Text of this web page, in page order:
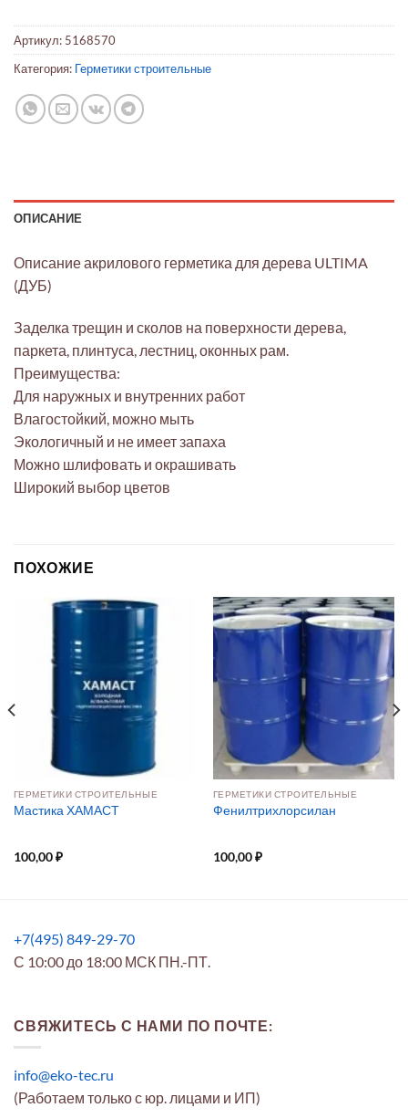
Артикул: 5168570
Категория: Герметики строительные
ОПИСАНИЕ
Описание акрилового герметика для дерева ULTIMA
(ДУБ)
Заделка трещин и сколов на поверхности дерева,
паркета, плинтуса, лестниц, оконных рам.
Преимущества:
Для наружных и внутренних работ
Влагостойкий, можно мыть
Экологичный и не имеет запаха
Можно шлифовать и окрашивать
Широкий выбор цветов
ПОХОЖИЕ
ГЕРМЕТИКИ СТРОИТЕЛЬНЫЕ
Мастика ХАМАСТ
100,00₽
ГЕРМЕТИКИ СТРОИТЕЛЬНЫЕ
Фенилтрихлорсилан
100,00₽
+7(495) 849-29-70
С 10:00 до 18:00 МСК ПН.-ПТ.
СВЯЖИТЕСЬ С НАМИ ПО ПОЧТЕ:
info@eko-tec.ru
(Работаем только с юр. лицами и ИП)